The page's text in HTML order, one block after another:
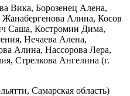
Вика, Борозенец Алена,
Алина, Косов
Саша, Костромин Дима,
Нечаева Алена,
Алина, Нассорова Лера,
Стрелкова Ангелина (г.
Самарская область)